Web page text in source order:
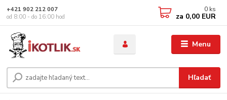
Menu
Hľadať
+421 902 212 007
od 8:00 - do 16:00 hod
0 ks
za 0,00 EUR